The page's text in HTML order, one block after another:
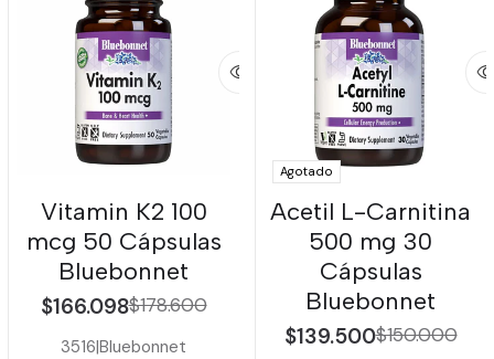
Vitamin K2 100
mcg 50 Cápsulas
Bluebonnet
$166.098$178.600
3516|Bluebonnet
Agotado
Acetil L-Carnitina
500 mg 30
Cápsulas
Bluebonnet
$139.500$150.000